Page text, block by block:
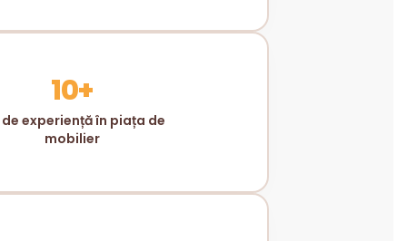
10+
experiență în piața de
mobilier